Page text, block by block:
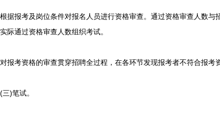
报考及岗位条件对报名人员进行资格审查。通过资格审查人数与
际通过资格审查人数组织考试。
考资格的审查贯穿招聘全过程，在各环节发现报考者不符合报考
笔试。